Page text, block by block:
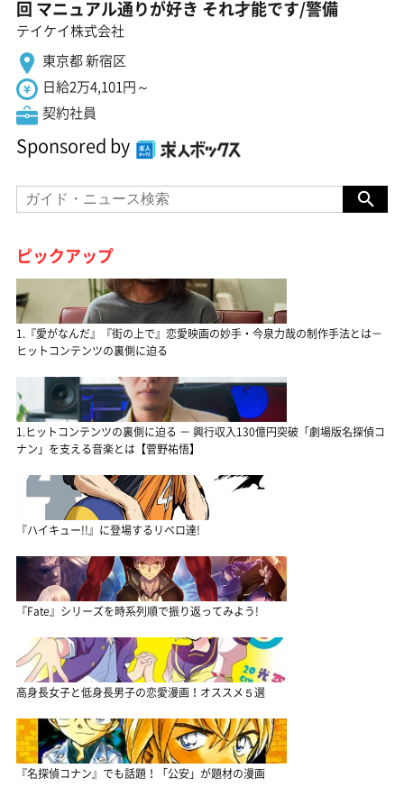
回 マニュアル通りが好き それ才能です/警備
テイケイ株式会社
東京都 新宿区
日給2万4,101円～
契約社員
Sponsored by
ピックアップ
1.『愛がなんだ』『街の上で』恋愛映画の妙手・今泉力哉の制作手法とは－
ヒットコンテンツの裏側に迫る
1.ヒットコンテンツの裏側に迫る － 興行収入130億円突破「劇場版名探偵コ
ナン」を支える音楽とは【菅野祐悟】
『ハイキュー!!』に登場するリベロ達!
『Fate』シリーズを時系列順で振り返ってみよう!
高身長女子と低身長男子の恋愛漫画！オススメ５選
『名探偵コナン』でも話題！「公安」が題材の漫画